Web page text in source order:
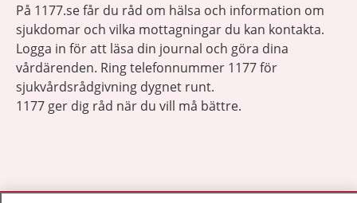
På 1177.se får du råd om hälsa och information om
sjukdomar och vilka mottagningar du kan kontakta.
Logga in för att läsa din journal och göra dina
vårdärenden. Ring telefonnummer 1177 för
sjukvårdsrådgivning dygnet runt.
1177 ger dig råd när du vill må bättre.